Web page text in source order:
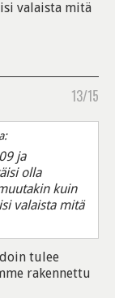
valaista mitä
13/15
ja
olla
kuin
valaista mitä
tulee
rakennettu